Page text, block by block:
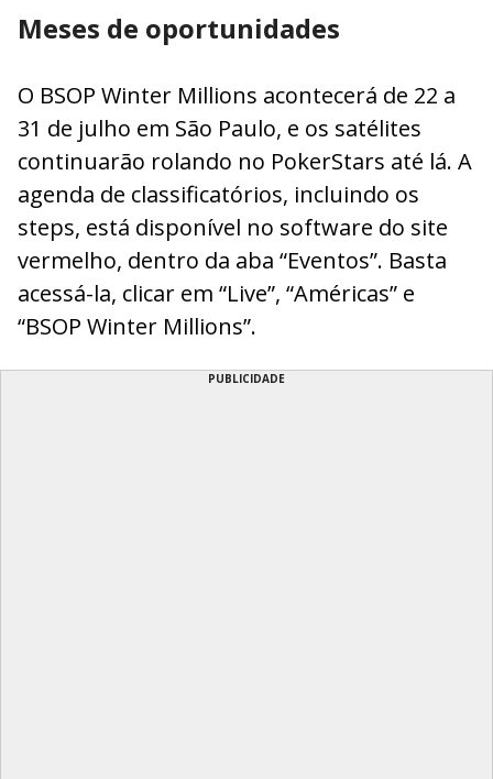
Meses de oportunidades
O BSOP Winter Millions acontecerá de 22 a
31 de julho em São Paulo, e os satélites
continuarão rolando no PokerStars até lá. A
agenda de classificatórios, incluindo os
steps, está disponível no software do site
vermelho, dentro da aba “Eventos”. Basta
acessá-la, clicar em “Live”, “Américas” e
“BSOP Winter Millions”.
PUBLICIDADE